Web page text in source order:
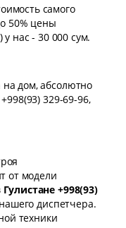
самого
50% цены
нас - 30 000 сум.
дом, абсолютно
329-69-96,
от модели
Гулистане +998(93)
диспетчера.
техники